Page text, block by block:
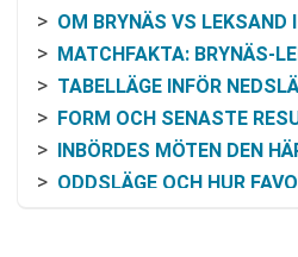
OM BRYNÄS VS LEKSAND
MATCHFAKTA: BRYNÄS-
TABELLÄGE INFÖR
FORM OCH SENASTE
INBÖRDES MÖTEN DEN
ODDSLÄGE OCH HUR